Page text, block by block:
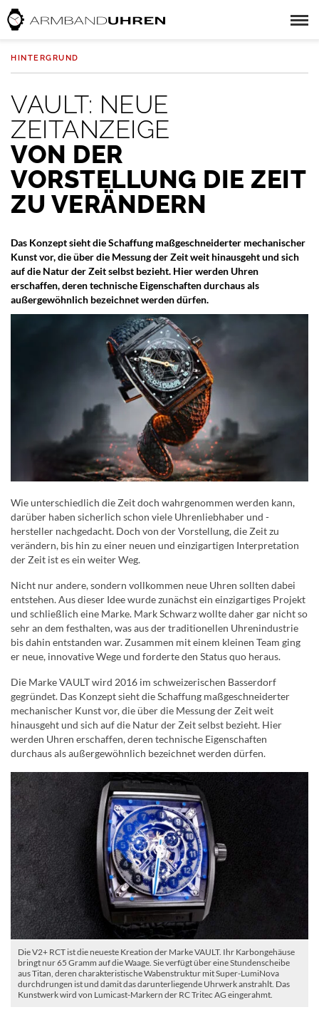
HINTERGRUND
VAULT: NEUE
ZEITANZEIGE
VON DER
VORSTELLUNG DIE ZEIT
ZU VERÄNDERN
Das Konzept sieht die Schaffung maßgeschneiderter mechanischer
Kunst vor, die über die Messung der Zeit weit hinausgeht und sich
auf die Natur der Zeit selbst bezieht. Hier werden Uhren
erschaffen, deren technische Eigenschaften durchaus als
außergewöhnlich bezeichnet werden dürfen.
Wie unterschiedlich die Zeit doch wahrgenommen werden kann,
darüber haben sicherlich schon viele Uhrenliebhaber und -
hersteller nachgedacht. Doch von der Vorstellung, die Zeit zu
verändern, bis hin zu einer neuen und einzigartigen Interpretation
der Zeit ist es ein weiter Weg.
Nicht nur andere, sondern vollkommen neue Uhren sollten dabei
entstehen. Aus dieser Idee wurde zunächst ein einzigartiges Projekt
und schließlich eine Marke. Mark Schwarz wollte daher gar nicht so
sehr an dem festhalten, was aus der traditionellen Uhrenindustrie
bis dahin entstanden war. Zusammen mit einem kleinen Team ging
er neue, innovative Wege und forderte den Status quo heraus.
Die Marke VAULT wird 2016 im schweizerischen Basserdorf
gegründet. Das Konzept sieht die Schaffung maßgeschneiderter
mechanischer Kunst vor, die über die Messung der Zeit weit
hinausgeht und sich auf die Natur der Zeit selbst bezieht. Hier
werden Uhren erschaffen, deren technische Eigenschaften
durchaus als außergewöhnlich bezeichnet werden dürfen.
Die V2+ RCT ist die neueste Kreation der Marke VAULT. Ihr Karbongehäuse
bringt nur 65 Gramm auf die Waage. Sie verfügt über eine Stundenscheibe
aus Titan, deren charakteristische Wabenstruktur mit Super-LumiNova
durchdrungen ist und damit das darunterliegende Uhrwerk anstrahlt. Das
Kunstwerk wird von Lumicast-Markern der RC Tritec AG eingerahmt.